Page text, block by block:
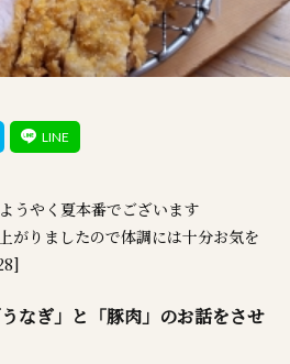
うやく夏本番でございます
がりましたので体調には十分お気を
なぎ」と「豚肉」のお話をさせ